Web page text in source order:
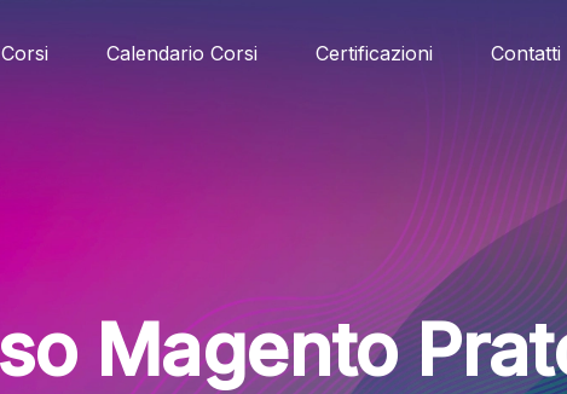
Corsi Calendario Corsi Certificazioni Contatti
Magento